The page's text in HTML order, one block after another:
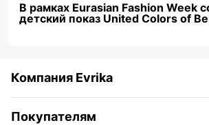
В рамках Eurasian Fashion Week
детский показ United Colors of
Компания Evrika
Покупателям